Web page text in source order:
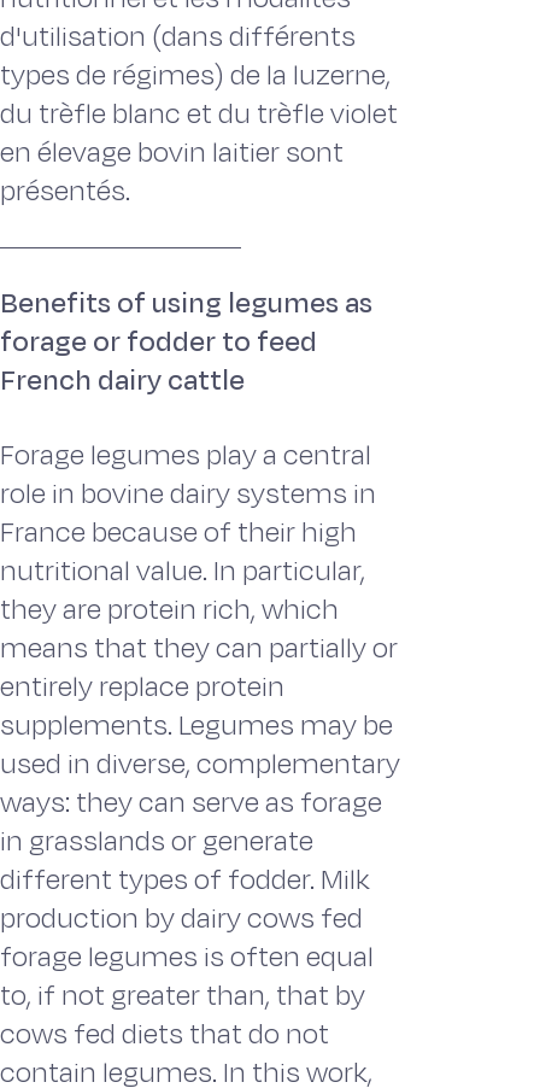
d'utilisation (dans différents
types de régimes) de la luzerne,
du trèfle blanc et du trèfle violet
en élevage bovin laitier sont
présentés.
Benefits of using legumes as
forage or fodder to feed
French dairy cattle
Forage legumes play a central
role in bovine dairy systems in
France because of their high
nutritional value. In particular,
they are protein rich, which
means that they can partially or
entirely replace protein
supplements. Legumes may be
used in diverse, complementary
ways: they can serve as forage
in grasslands or generate
different types of fodder. Milk
production by dairy cows fed
forage legumes is often equal
to, if not greater than, that by
cows fed diets that do not
contain legumes. In this work,